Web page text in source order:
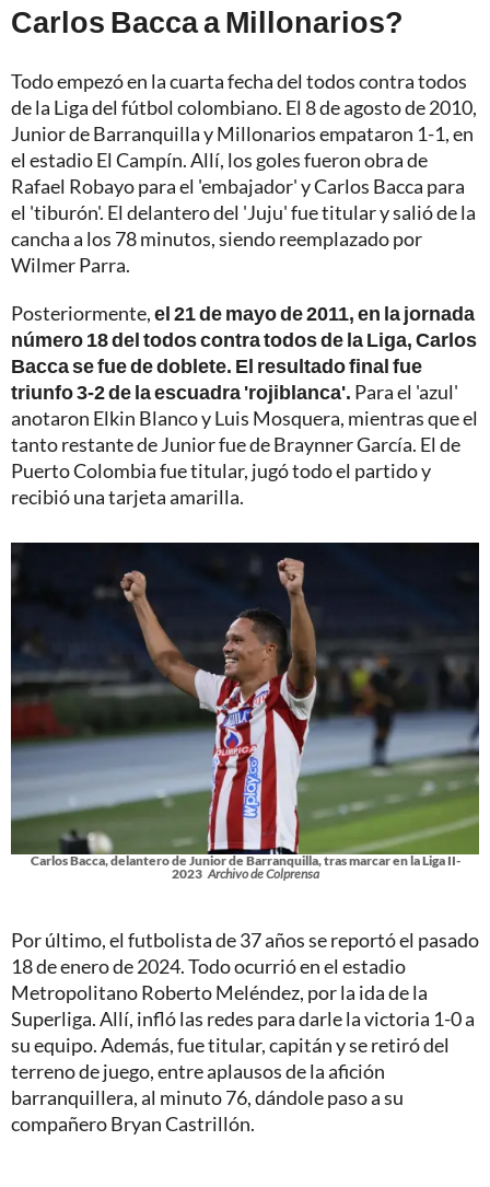
Carlos Bacca a Millonarios?
Todo empezó en la cuarta fecha del todos contra todos
de la Liga del fútbol colombiano. El 8 de agosto de 2010,
Junior de Barranquilla y Millonarios empataron 1-1, en
el estadio El Campín. Allí, los goles fueron obra de
Rafael Robayo para el 'embajador' y Carlos Bacca para
el 'tiburón'. El delantero del 'Juju' fue titular y salió de la
cancha a los 78 minutos, siendo reemplazado por
Wilmer Parra.
Posteriormente,el 21 de mayo de 2011, en la jornada
número 18 del todos contra todos de la Liga, Carlos
Bacca se fue de doblete. El resultado final fue
triunfo 3-2 de la escuadra 'rojiblanca'. Para el 'azul'
anotaron Elkin Blanco y Luis Mosquera, mientras que el
tanto restante de Junior fue de Braynner García. El de
Puerto Colombia fue titular, jugó todo el partido y
recibió una tarjeta amarilla.
Carlos Bacca, delantero de Junior de Barranquilla, tras marcar en la Liga II-
2023 Archivo de Colprensa
Por último, el futbolista de 37 años se reportó el pasado
18 de enero de 2024. Todo ocurrió en el estadio
Metropolitano Roberto Meléndez, por la ida de la
Superliga. Allí, infló las redes para darle la victoria 1-0 a
su equipo. Además, fue titular, capitán y se retiró del
terreno de juego, entre aplausos de la afición
barranquillera, al minuto 76, dándole paso a su
compañero Bryan Castrillón.